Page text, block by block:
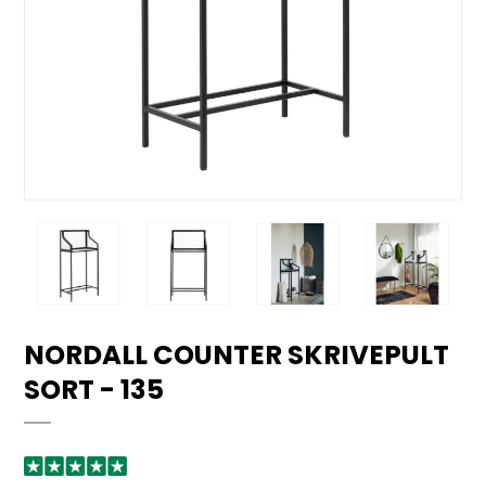
NORDALL COUNTER SKRIVEPULT
SORT - 135